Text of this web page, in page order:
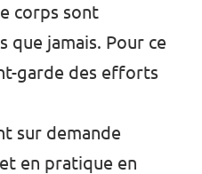
corps sont
que jamais. Pour ce
garde des efforts
sur demande
en pratique en